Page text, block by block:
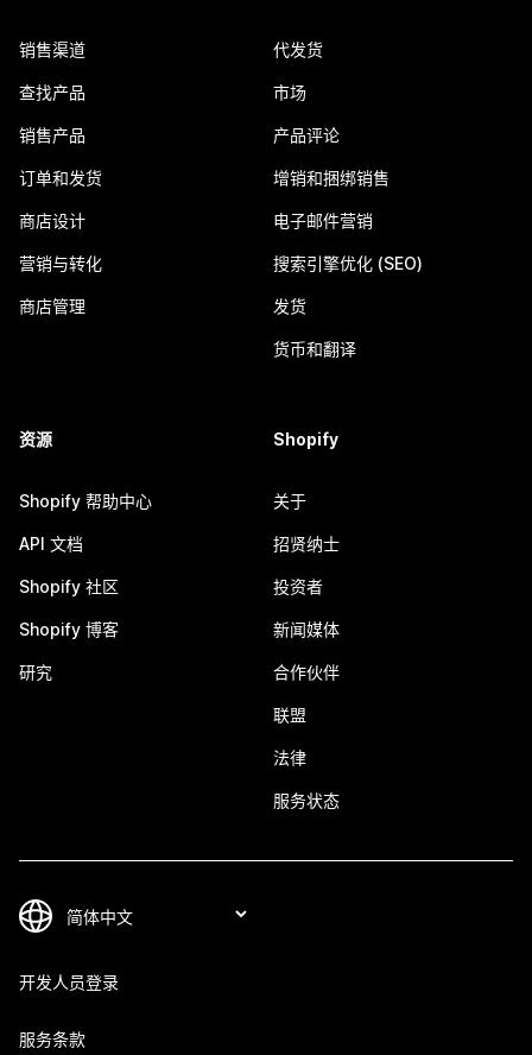
销售渠道
查找产品
销售产品
订单和发货
商店设计
营销与转化
商店管理
代发货
市场
产品评论
增销和捆绑销售
电子邮件营销
搜索引擎优化 (SEO)
发货
货币和翻译
资源
Shopify 帮助中心
API 文档
Shopify 社区
Shopify 博客
研究
Shopify
关于
招贤纳士
投资者
新闻媒体
合作伙伴
联盟
法律
服务状态
开发人员登录
服务条款